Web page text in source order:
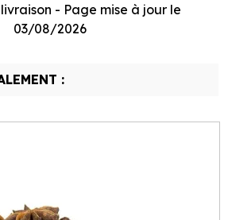
- Page mise à jour le
03/08/2026
: